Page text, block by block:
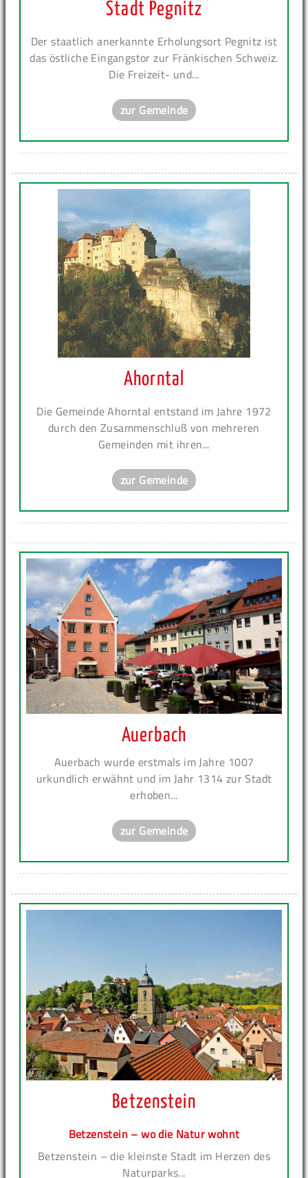
Stadt Pegnitz
Der staatlich anerkannte Erholungsort Pegnitz ist
das östliche Eingangstor zur Fränkischen Schweiz.
Die Freizeit- und...
zur Gemeinde
Ahorntal
Die Gemeinde Ahorntal entstand im Jahre 1972
durch den Zusammenschluß von mehreren
Gemeinden mit ihren...
zur Gemeinde
Auerbach
Auerbach wurde erstmals im Jahre 1007
urkundlich erwähnt und im Jahr 1314 zur Stadt
erhoben...
zur Gemeinde
Betzenstein
Betzenstein – wo die Natur wohnt
Betzenstein – die kleinste Stadt im Herzen des
Naturparks...